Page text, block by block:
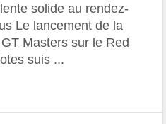
solide au rendez-
Le lancement de la
Masters sur le Red
suis ...